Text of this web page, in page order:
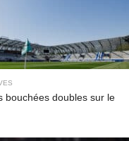
bouchées doubles sur le